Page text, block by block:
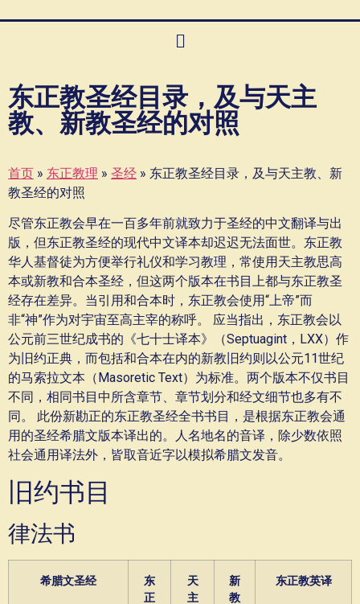
东正教圣经目录，及与天主
教、新教圣经的对照
首页 » 东正教理 » 圣经 » 东正教圣经目录，及与天主教、新
教圣经的对照
尽管东正教会早在一百多年前就致力于圣经的中文翻译与出
版，但东正教圣经的现代中文译本却迟迟无法面世。东正教
华人基督徒为方便举行礼仪和学习教理，常使用天主教思高
本或新教和合本圣经，但这两个版本在书目上都与东正教圣
经存在差异。当引用和合本时，东正教会使用“上帝”而
非“神”作为对宇宙至高主宰的称呼。 应当指出，东正教会以
公元前三世纪成书的《七十士译本》（Septuagint，LXX）作
为旧约正典，而包括和合本在内的新教旧约则以公元11世纪
的马索拉文本（Masoretic Text）为标准。两个版本不仅书目
不同，相同书目中所含章节、章节划分和经文细节也多有不
同。 此份新勘正的东正教圣经全书书目，是根据东正教会通
用的圣经希腊文版本译出的。人名地名的音译，除少数依照
社会通用译法外，皆取音近字以模拟希腊文发音。
旧约书目
律法书
希腊文圣经
东
正
天
主
新
教
东正教英译